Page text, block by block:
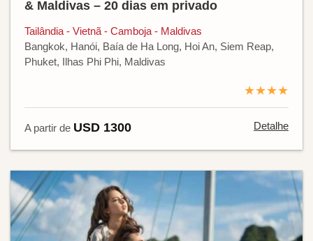
& Maldivas – 20 dias em privado
Tailândia - Vietnã - Camboja - Maldivas
Bangkok, Hanói, Baía de Ha Long, Hoi An, Siem Reap,
Phuket, Ilhas Phi Phi, Maldivas
★★★★
A partir de USD 1300 Detalhe